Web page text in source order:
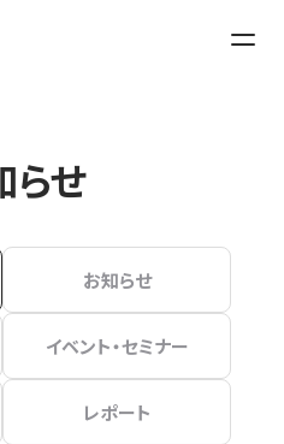
らせ
お知らせ
イベント・セミナー
レポート